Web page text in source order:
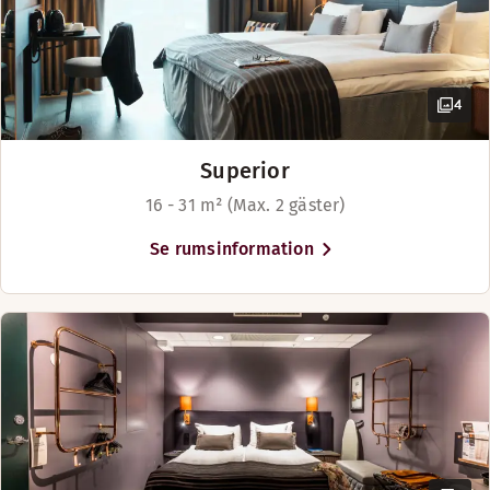
4
Superior
16 - 31 m² (Max. 2 gäster)
Se rumsinformation
The Market
Slå dig ned i vår moderna och urbana restaurang på
Öppettider